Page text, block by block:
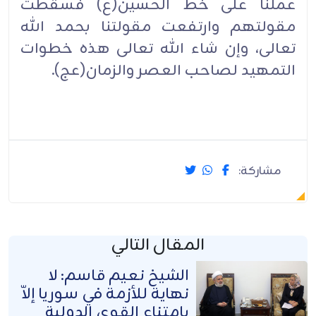
عملنا على خط الحسين(ع) فسقطت
مقولتهم وارتفعت مقولتنا بحمد الله
تعالى، وإن شاء الله تعالى هذه خطوات
التمهيد لصاحب العصر والزمان(عج).
مشاركة:
المقال التالي
الشيخ نعيم قاسم: لا
نهاية للأزمة في سوريا إلاّ